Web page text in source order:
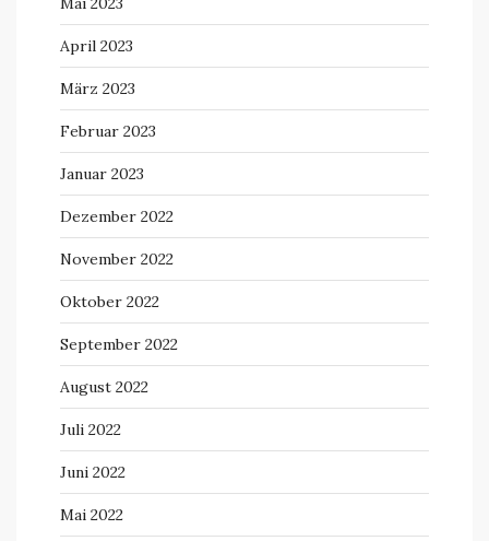
April 2023
März 2023
Februar 2023
Januar 2023
Dezember 2022
November 2022
Oktober 2022
September 2022
August 2022
Juli 2022
Juni 2022
Mai 2022